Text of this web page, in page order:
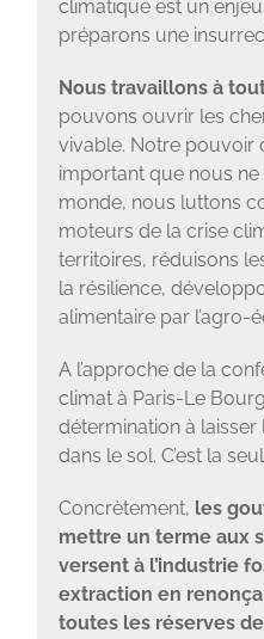
climatique est un
préparons une
Nous travaillons à
pouvons ouvrir les
vivable. Notre pouvoir
important que nous ne
monde, nous luttons
moteurs de la crise
territoires, réduisons
la résilience,
alimentaire par l’agro-
A l’approche de la
climat à Paris-Le
détermination à laisser
dans le sol. C’est la
Concrètement, les
mettre un terme aux
versent à l’industrie
extraction en
toutes les réserves